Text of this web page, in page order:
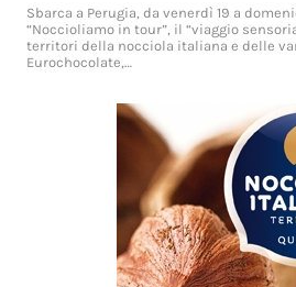
Sbarca a Perugia, da venerdì 19 a
“Noccioliamo in tour”, il “viaggio
territori della nocciola italiana e delle
Eurochocolate,…